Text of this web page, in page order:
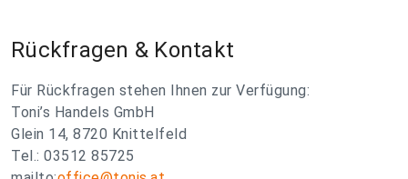
Rückfragen & Kontakt
Für Rückfragen stehen Ihnen zur Verfügung:
Toni’s Handels GmbH
Glein 14, 8720 Knittelfeld
Tel.: 03512 85725